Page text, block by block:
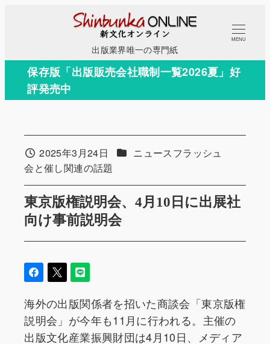
コ
テ
出版業界唯一の専門紙
MENU
保存版「出版販売会社職制一覧2026夏」好
評発売中
東京版権説明会、4月10日に出展社
向け事前説明会
投稿日2025年3月24日 カテゴリー
ニュースフラッシュ
カテゴリー
会と催し関連の話題
海外の出版関係者を招いた商談会「東京版権
説明会」が今年も11月に行われる。主催の
出版文化産業振興財団は4月10日、メディア